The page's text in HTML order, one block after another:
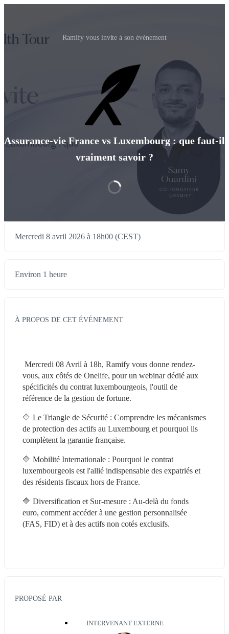
Ramify vous invite à son événement
Assurance-vie France vs Luxembourg : que faut-il
vraiment savoir ?
Mercredi 8 avril 2026 à 18h00 (CEST)
Environ 1 heure
À PROPOS DE CET ÉVÉNEMENT
﻿Mercredi 08 Avril à 18h, Ramify vous donne rendez-
vous, aux côtés de Onelife, pour un webinar dédié aux
spécificités du contrat luxembourgeois, l'outil de
référence de la gestion de fortune.
🔷 Le Triangle de Sécurité : Comprendre les mécanismes
de protection des actifs au Luxembourg et pourquoi ils
complètent la garantie française.
🔷 Mobilité Internationale : Pourquoi le contrat
luxembourgeois est l'allié indispensable des expatriés et
des résidents fiscaux hors de France.
🔷 Diversification et Sur-mesure : Au-delà du fonds
euro, comment accéder à une gestion personnalisée
(FAS, FID) et à des actifs non cotés exclusifs.
PROPOSÉ PAR
INTERVENANT EXTERNE